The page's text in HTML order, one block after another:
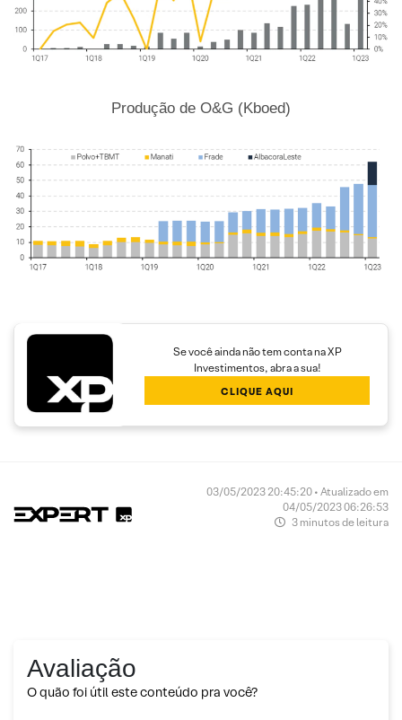
Produção de O&G (Kboed)
Se você ainda não tem conta na XP
Investimentos, abra a sua!
CLIQUE AQUI
03/05/2023 20:45:20 • Atualizado em
04/05/2023 06:26:53
3 minutos de leitura
Avaliação
O quão foi útil este conteúdo pra você?